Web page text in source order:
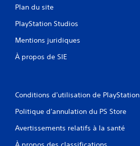
Plan du site
PlayStation Studios
Mentions juridiques
À propos de SIE
Conditions d'utilisation de PlayStation
Politique d'annulation du PS Store
Avertissements relatifs à la santé